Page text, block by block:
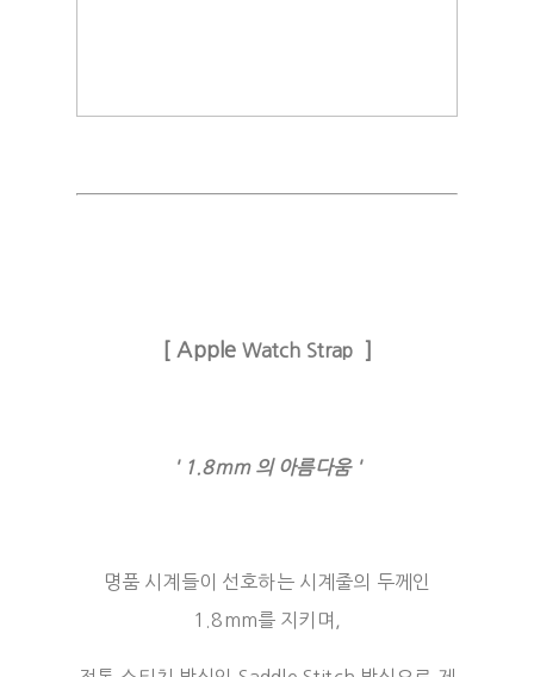
[ Apple Watch Strap
' 1.8mm 의 아름다움 '
명품 시계들이 선호하는 시계줄의 두께인
1.8mm를 지키며,